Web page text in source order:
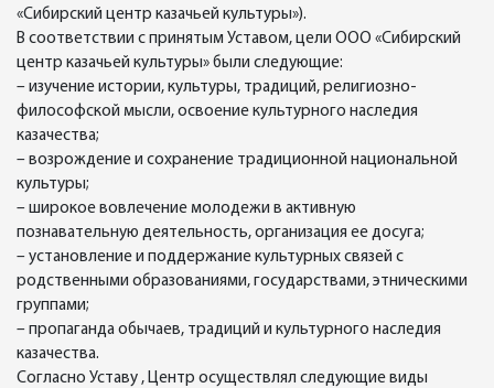
«Сибирский центр казачьей культуры»).
В соответствии с принятым Уставом, цели ООО «Сибирский
центр казачьей культуры» были следующие:
– изучение истории, культуры, традиций, религиозно-
философской мысли, освоение культурного наследия
казачества;
– возрождение и сохранение традиционной национальной
культуры;
– широкое вовлечение молодежи в активную
познавательную деятельность, организация ее досуга;
– установление и поддержание культурных связей с
родственными образованиями, государствами, этническими
группами;
– пропаганда обычаев, традиций и культурного наследия
казачества.
Согласно Уставу , Центр осуществлял следующие виды